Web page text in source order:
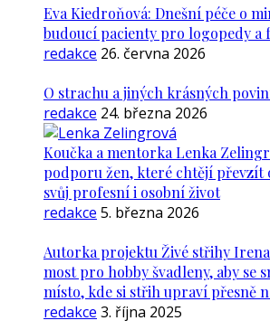
Eva Kiedroňová: Dnešní péče o
budoucí pacienty pro logopedy a
redakce 26. června 2026
O strachu a jiných krásných
redakce 24. března 2026
Koučka a mentorka Lenka
podporu žen, které chtějí převzít
svůj profesní i osobní život
redakce 5. března 2026
Autorka projektu Živé střihy
most pro hobby švadleny, aby se
místo, kde si střih upraví přesně
redakce 3. října 2025